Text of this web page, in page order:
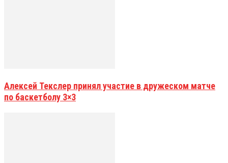
Алексей Текслер принял участие в дружеском матче
по баскетболу 3×3